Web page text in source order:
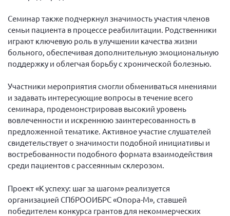
Семинар также подчеркнул значимость участия членов
семьи пациента в процессе реабилитации. Родственники
играют ключевую роль в улучшении качества жизни
больного, обеспечивая дополнительную эмоциональную
поддержку и облегчая борьбу с хронической болезнью.
Участники мероприятия смогли обмениваться мнениями
и задавать интересующие вопросы в течение всего
семинара, продемонстрировав высокий уровень
вовлеченности и искреннюю заинтересованность в
предложенной тематике. Активное участие слушателей
свидетельствует о значимости подобной инициативы и
востребованности подобного формата взаимодействия
среди пациентов с рассеянным склерозом.
Проект «К успеху: шаг за шагом» реализуется
организацией СПбРООИБРС «Опора-М», ставшей
победителем конкурса грантов для некоммерческих